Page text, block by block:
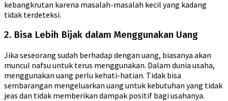
kebangkrutan karena masalah-masalah kecil yang kadang
tidak terdeteksi.
2. Bisa Lebih Bijak dalam Menggunakan Uang
Jika seseorang sudah berhadap dengan uang, biasanya akan
muncul nafsu untuk terus menggunakan. Dalam dunia usaha,
menggunakan uang perlu kehati-hatian. Tidak bisa
sembarangan mengeluarkan uang untuk kebutuhan yang tidak
jeas dan tidak memberikan dampak positif bagi usahanya.